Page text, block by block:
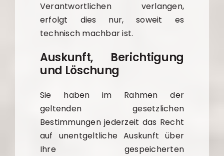
Verantwortlichen verlangen,
erfolgt dies nur, soweit es
technisch machbar ist.
Auskunft, Berichtigung
und Löschung
Sie haben im Rahmen der
geltenden gesetzlichen
Bestimmungen jederzeit das Recht
auf unentgeltliche Auskunft über
Ihre gespeicherten